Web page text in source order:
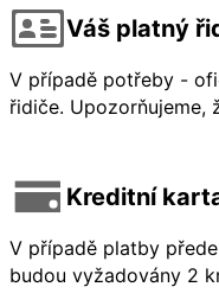
Váš platný
V případě potřeby -
řidiče. Upozorňujeme,
Kreditní
V případě platby
budou vyžadovány 2